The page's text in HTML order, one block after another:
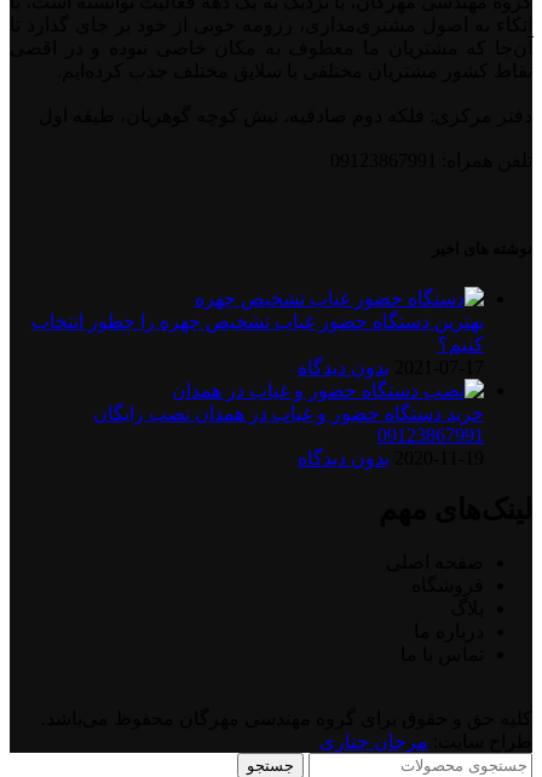
بهترین دستگاه حضور غیاب تشخیص چهره را چطور انتخاب
کنیم؟
بدون دیدگاه
خرید دستگاه حضور و غیاب در همدان نصب رایگان
09123867991
بدون دیدگاه
مرجان چناری
جستجو